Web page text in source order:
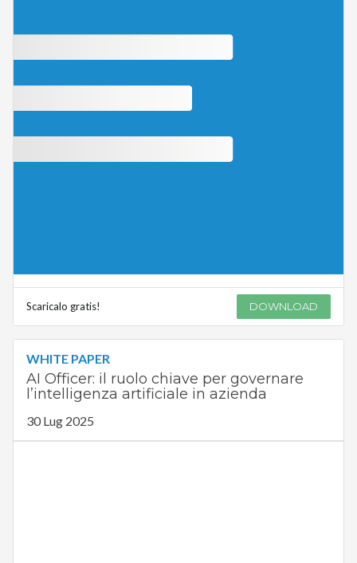
Scaricalo gratis! DOWNLOAD
WHITE PAPER
AI Officer: il ruolo chiave per governare
l’intelligenza artificiale in azienda
30 Lug 2025